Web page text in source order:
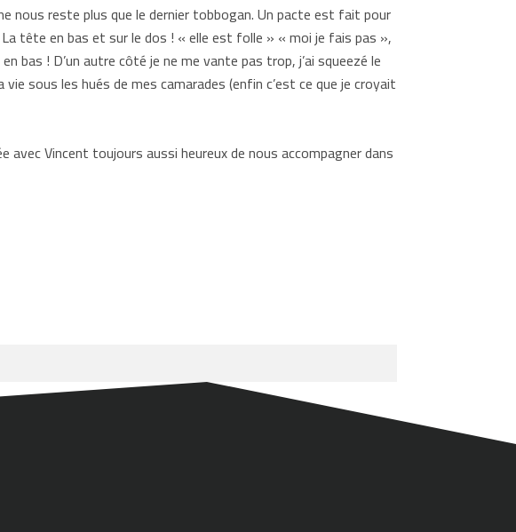
reste plus que le dernier tobbogan. Un pacte est fait pour
tête en bas et sur le dos ! « elle est folle » « moi je fais pas »,
! D’un autre côté je ne me vante pas trop, j’ai squeezé le
sous les hués de mes camarades (enfin c’est ce que je croyait
Vincent toujours aussi heureux de nous accompagner dans